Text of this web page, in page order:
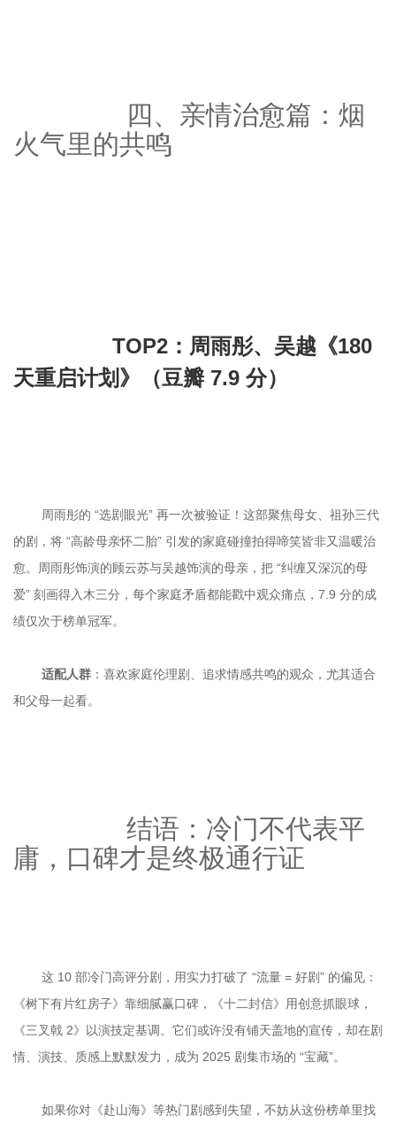
火气里的共鸣
天重启计划》（豆瓣 7.9 分）
的剧，将 “高龄母亲怀二胎” 引发的家庭碰撞拍得啼笑皆非又温暖治
愈。周雨彤饰演的顾云苏与吴越饰演的母亲，把 “纠缠又深沉的母
爱” 刻画得入木三分，每个家庭矛盾都能戳中观众痛点，7.9 分的成
适配人群 ：喜欢家庭伦理剧、追求情感共鸣的观众，尤其适合
庸，口碑才是终极通行证
《树下有片红房子》靠细腻赢口碑，《十二封信》用创意抓眼球，
《三叉戟 2》以演技定基调。它们或许没有铺天盖地的宣传，却在剧